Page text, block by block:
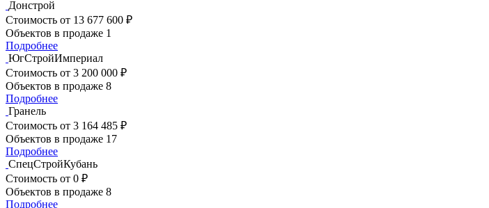
Донстрой
Стоимость от 13 677 600 ₽
Объектов в продаже 1
Подробнее
ЮгСтройИмпериал
Стоимость от 3 200 000 ₽
Объектов в продаже 8
Подробнее
Гранель
Стоимость от 3 164 485 ₽
Объектов в продаже 17
Подробнее
СпецСтройКубань
Стоимость от 0 ₽
Объектов в продаже 8
Подробнее